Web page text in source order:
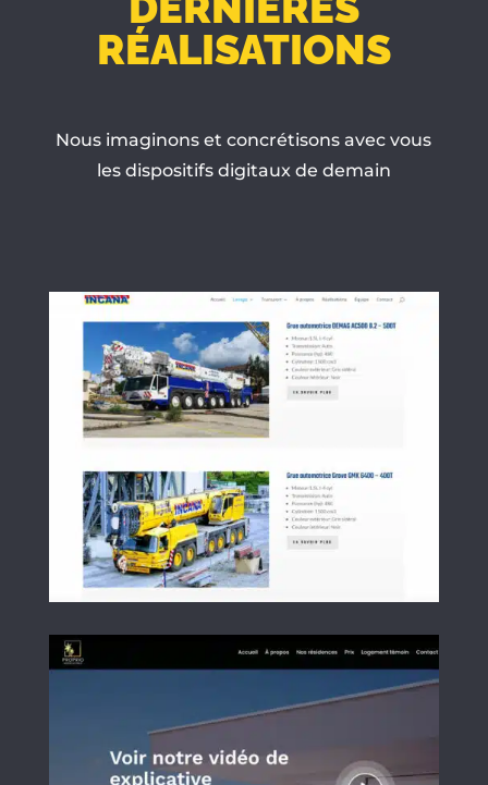
RÉALISATIONS
Nous imaginons et concrétisons avec vous
les dispositifs digitaux de demain